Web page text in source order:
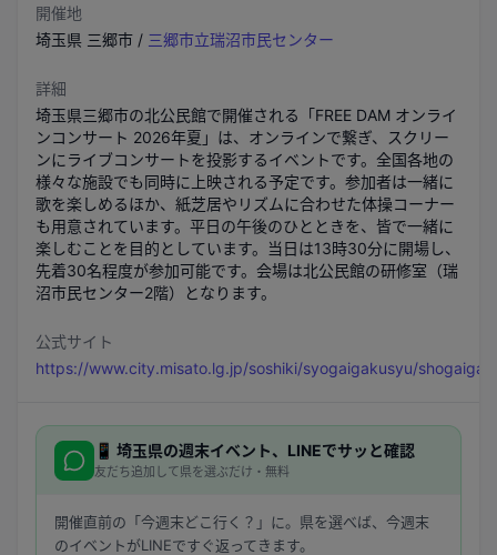
開催地
埼玉県 三郷市 / 三郷市立瑞沼市民センター
詳細
埼玉県三郷市の北公民館で開催される「FREE DAM オンライ
ンコンサート 2026年夏」は、オンラインで繋ぎ、スクリー
ンにライブコンサートを投影するイベントです。全国各地の
様々な施設でも同時に上映される予定です。参加者は一緒に
歌を楽しめるほか、紙芝居やリズムに合わせた体操コーナー
も用意されています。平日の午後のひとときを、皆で一緒に
楽しむことを目的としています。当日は13時30分に開場し、
先着30名程度が参加可能です。会場は北公民館の研修室（瑞
沼市民センター2階）となります。
公式サイト
https://www.city.misato.lg.jp/soshiki/syogaigakusyu/
📱 埼玉県の週末イベント、LINEでサッと確認
友だち追加して県を選ぶだけ・無料
開催直前の「今週末どこ行く？」に。県を選べば、今週末
のイベントがLINEですぐ返ってきます。